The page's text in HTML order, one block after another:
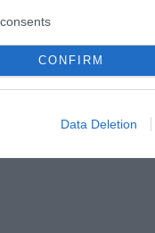
CONFIRM
Data Deletion
Τουρνάς για το δύσκολο
ανέμους έως 150
και τα νέα Super